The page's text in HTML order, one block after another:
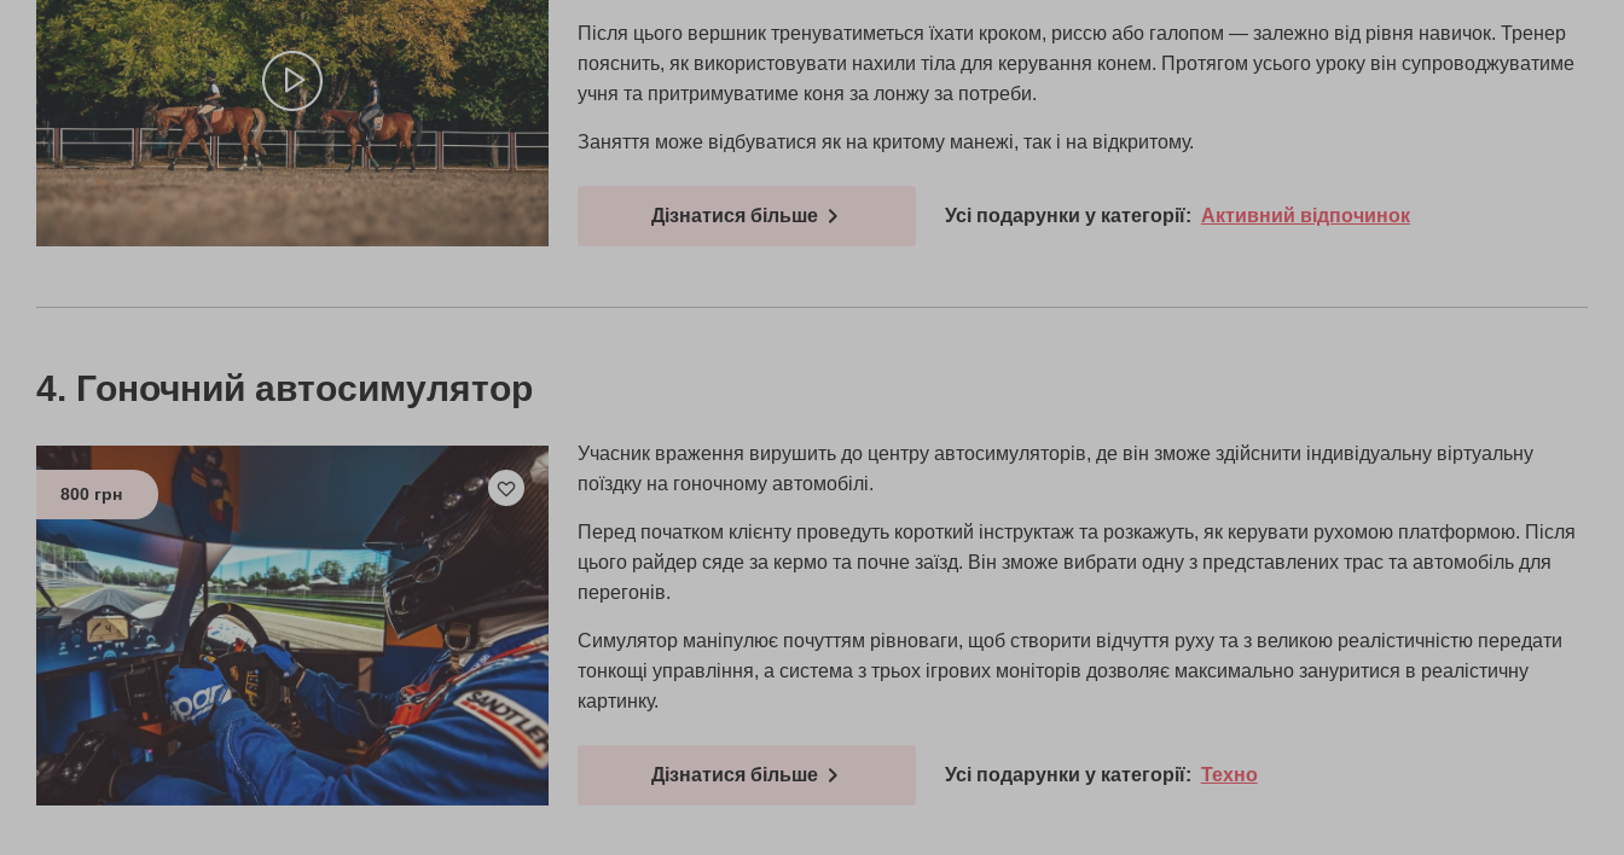
Після цього вершник тренуватиметься їхати кроком, риссю або галопом — залежно від рівня навичок. Тренер
пояснить, як використовувати нахили тіла для керування конем. Протягом усього уроку він супроводжуватиме
учня та притримуватиме коня за лонжу за потреби.
Заняття може відбуватися як на критому манежі, так і на відкритому.
Дізнатися більше Усі подарунки у категорії: Активний відпочинок
Гоночний автосимулятор
800 грн
Учасник враження вирушить до центру автосимуляторів, де він зможе здійснити індивідуальну віртуальну
поїздку на гоночному автомобілі.
Перед початком клієнту проведуть короткий інструктаж та розкажуть, як керувати рухомою платформою. Після
цього райдер сяде за кермо та почне заїзд. Він зможе вибрати одну з представлених трас та автомобіль для
перегонів.
Симулятор маніпулює почуттям рівноваги, щоб створити відчуття руху та з великою реалістичністю передати
тонкощі управління, а система з трьох ігрових моніторів дозволяє максимально зануритися в реалістичну
картинку.
Дізнатися більше Усі подарунки у категорії: Техно